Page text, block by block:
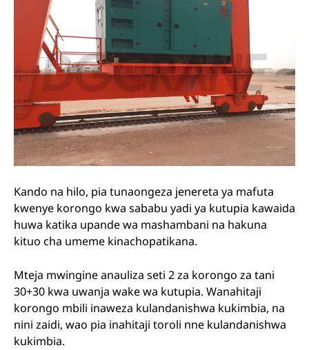
Kando na hilo, pia tunaongeza jenereta ya mafuta
kwenye korongo kwa sababu yadi ya kutupia kawaida
huwa katika upande wa mashambani na hakuna
kituo cha umeme kinachopatikana.
Mteja mwingine anauliza seti 2 za korongo za tani
30+30 kwa uwanja wake wa kutupia. Wanahitaji
korongo mbili inaweza kulandanishwa kukimbia, na
nini zaidi, wao pia inahitaji toroli nne kulandanishwa
kukimbia.